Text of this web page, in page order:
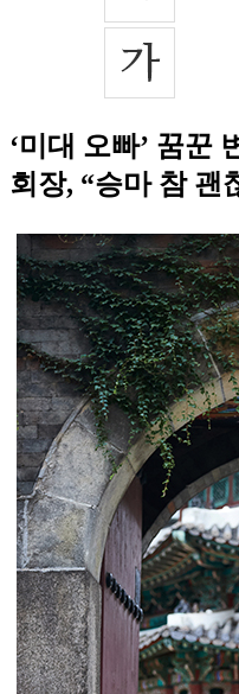
‘미대 오빠’ 꿈꾼
회장, “승마 참 괜